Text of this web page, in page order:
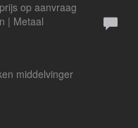
op aanvraag
| Metaal
middelvinger